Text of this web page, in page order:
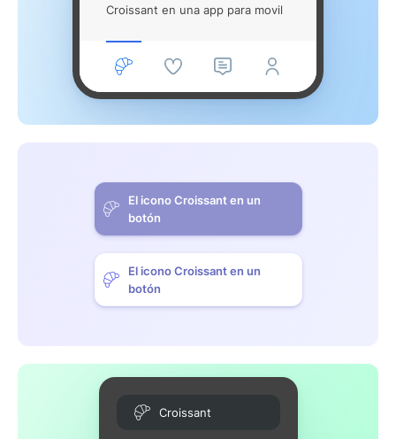
Croissant en una app para movil
El icono Croissant en un
botón
El icono Croissant en un
botón
Croissant